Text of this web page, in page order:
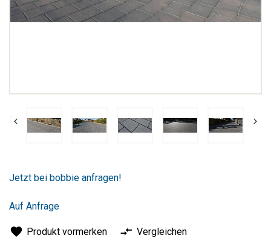
der
springen
Jetzt bei bobbie anfragen!
Auf Anfrage
Produkt vormerken
Vergleichen